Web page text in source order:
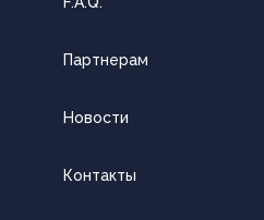
Партнерам
Новости
Контакты